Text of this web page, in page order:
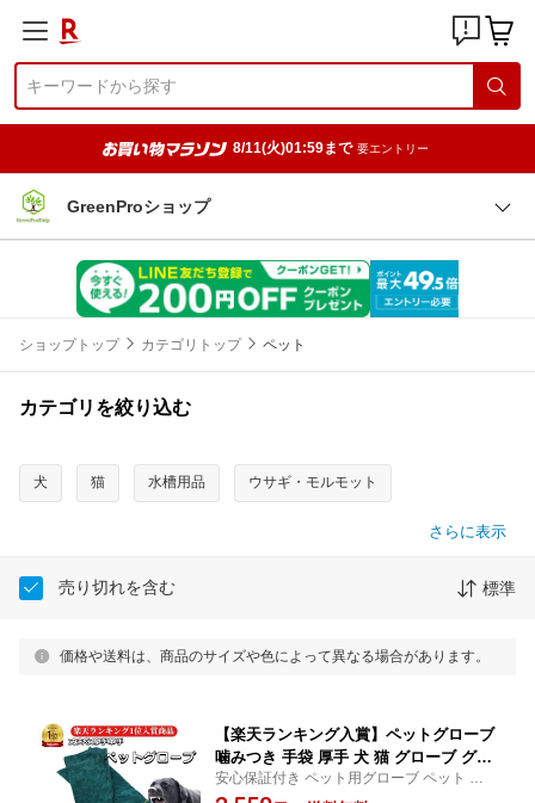
8/11(火)01:59まで 要エントリー
GreenProショップ
ショップトップ カテゴリトップ ペット
カテゴリを絞り込む
犬 猫 水槽用品 ウサギ・モルモット
さらに表示
売り切れを含む 標準
価格や送料は、商品のサイズや色によって異なる場合があります。
【楽天ランキング入賞】ペットグローブ
噛みつき 手袋 厚手 犬 猫 グローブ グリ
ーン 噛みつき防止 しつけ 躾 牛革 引っ
安心保証付き ペット用グローブ ペット 噛
みつき防止 グローブ 猫 噛み 個人 業務用 し